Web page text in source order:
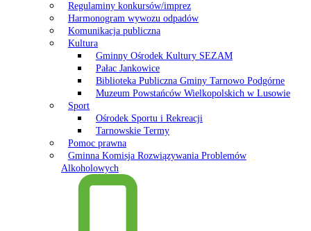
Regulaminy konkursów/imprez
Harmonogram wywozu odpadów
Komunikacja publiczna
Kultura
Gminny Ośrodek Kultury SEZAM
Pałac Jankowice
Biblioteka Publiczna Gminy Tarnowo Podgórne
Muzeum Powstańców Wielkopolskich w Lusowie
Sport
Ośrodek Sportu i Rekreacji
Tarnowskie Termy
Pomoc prawna
Gminna Komisja Rozwiązywania Problemów
Alkoholowych